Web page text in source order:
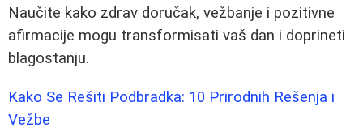
Naučite kako zdrav doručak, vežbanje i pozitivne
afirmacije mogu transformisati vaš dan i doprineti
blagostanju.
Kako Se Rešiti Podbradka: 10 Prirodnih Rešenja i
Vežbe